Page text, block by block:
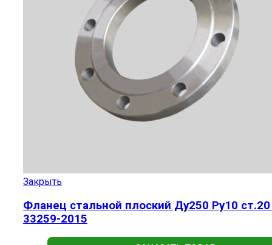
Закрыть
Фланец стальной плоский Ду250 Ру10
33259-2015